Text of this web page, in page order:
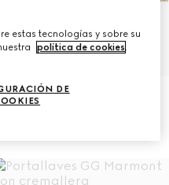
Portallaves GG Marmont con
estas tecnologías y sobre su
política de cookies
DE